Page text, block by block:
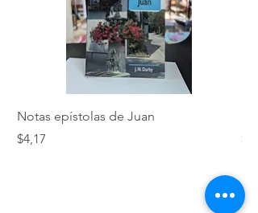
Notas epístolas de Juan
Precio
$4,17